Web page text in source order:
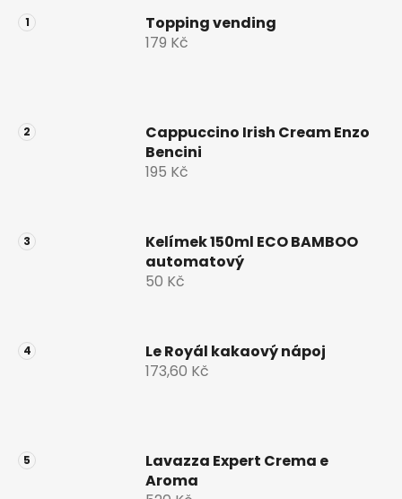
Topping vending
179 Kč
Cappuccino Irish Cream Enzo
Bencini
195 Kč
Kelímek 150ml ECO BAMBOO
automatový
50 Kč
Le Royál kakaový nápoj
173,60 Kč
Lavazza Expert Crema e
Aroma